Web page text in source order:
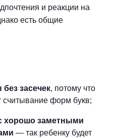
и реакции на
есть общие
засечек, потому что
считывание форм букв;
хорошо заметными
— так ребенку будет